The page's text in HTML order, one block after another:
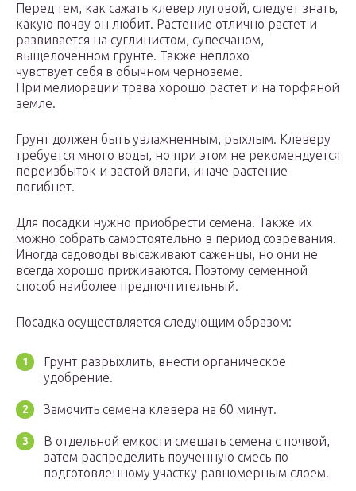
Перед тем, как сажать клевер луговой, следует знать,
какую почву он любит. Растение отлично растет и
развивается на суглинистом, супесчаном,
выщелоченном грунте. Также неплохо
чувствует себя в обычном черноземе.
При мелиорации трава хорошо растет и на торфяной
земле.
Грунт должен быть увлажненным, рыхлым. Клеверу
требуется много воды, но при этом не рекомендуется
переизбыток и застой влаги, иначе растение
погибнет.
Для посадки нужно приобрести семена. Также их
можно собрать самостоятельно в период созревания.
Иногда садоводы высаживают саженцы, но они не
всегда хорошо приживаются. Поэтому семенной
способ наиболее предпочтительный.
Посадка осуществляется следующим образом:
Грунт разрыхлить, внести органическое
удобрение.
Замочить семена клевера на 60 минут.
В отдельной емкости смешать семена с почвой,
затем распределить поученную смесь по
подготовленному участку равномерным слоем.